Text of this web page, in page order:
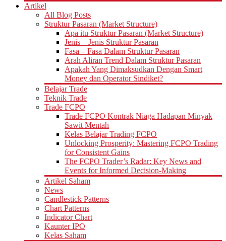
Artikel
All Blog Posts
Struktur Pasaran (Market Structure)
Apa itu Struktur Pasaran (Market Structure)
Jenis – Jenis Struktur Pasaran
Fasa – Fasa Dalam Struktur Pasaran
Arah Aliran Trend Dalam Struktur Pasaran
Apakah Yang Dimaksudkan Dengan Smart
Money dan Operator Sindiket?
Belajar Trade
Teknik Trade
Trade FCPO
Trade FCPO Kontrak Niaga Hadapan Minyak
Sawit Mentah
Kelas Belajar Trading FCPO
Unlocking Prosperity: Mastering FCPO Trading
for Consistent Gains
The FCPO Trader’s Radar: Key News and
Events for Informed Decision-Making
Artikel Saham
News
Candlestick Patterns
Chart Patterns
Indicator Chart
Kaunter IPO
Kelas Saham